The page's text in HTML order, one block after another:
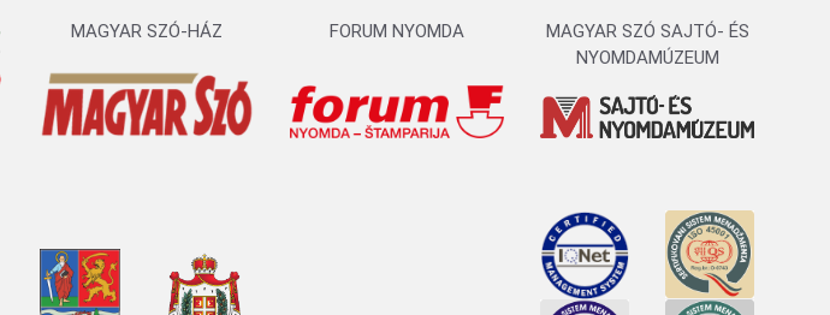
MAGYAR SZÓ-HÁZ FORUM NYOMDA
MAGYAR SZÓ SAJTÓ- ÉS
NYOMDAMÚZEUM